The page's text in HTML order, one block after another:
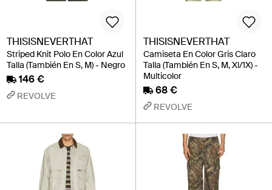
THISISNEVERTHAT
Striped Knit Polo En Color Azul
Talla (También En S, M) - Negro
146 €
REVOLVE
THISISNEVERTHAT
Camiseta En Color Gris Claro
Talla (También En S, M, Xl/1X) -
Multicolor
68 €
REVOLVE